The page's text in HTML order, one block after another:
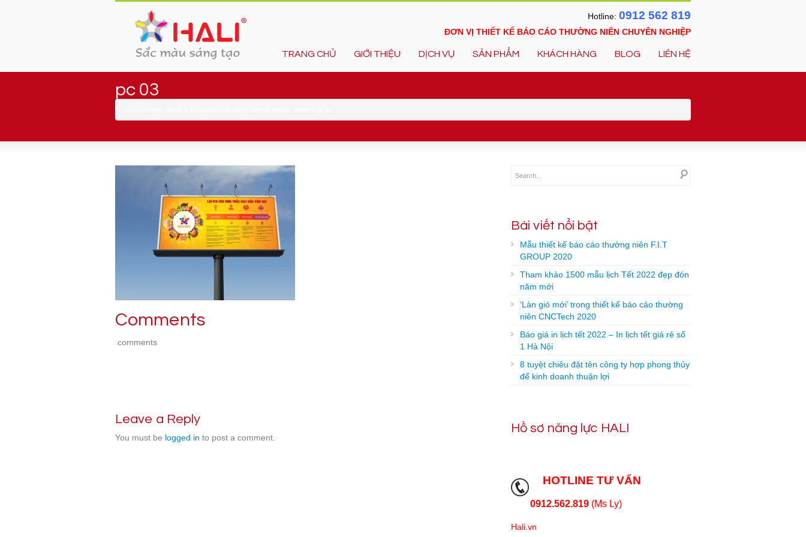
Hotline: 0912 562 819
ĐƠN VỊ THIẾT KẾ BÁO CÁO THƯỜNG NIÊN CHUYÊN NGHIỆP
TRANG CHỦ GIỚI THIỆU DỊCH VỤ SẢN PHẨM KHÁCH HÀNG BLOG LIÊN HỆ
pc 03
Comments
comments
Leave a Reply
You must be logged in to post a comment.
Bài viết nổi bật
Mẫu thiết kế báo cáo thường niên F.I.T
GROUP 2020
Tham khảo 1500 mẫu lịch Tết 2022 đẹp đón
năm mới
‘Làn gió mới’ trong thiết kế báo cáo thường
niên CNCTech 2020
Báo giá in lịch tết 2022 – In lịch tết giá rẻ số
1 Hà Nội
8 tuyệt chiêu đặt tên công ty hợp phong thủy
để kinh doanh thuận lợi
Hồ sơ năng lực HALI
HOTLINE TƯ VẤN
0912.562.819 (Ms Ly)
Hali.vn